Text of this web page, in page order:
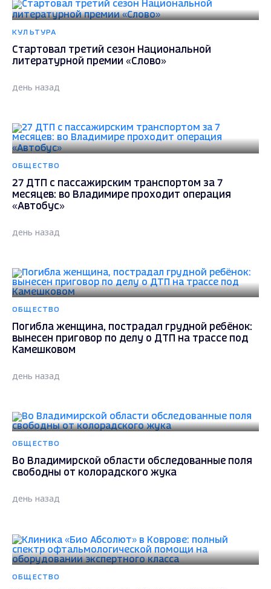
КУЛЬТУРА
Стартовал третий сезон Национальной
литературной премии «Слово»
день назад
ОБЩЕСТВО
27 ДТП с пассажирским транспортом за 7
месяцев: во Владимире проходит операция
«Автобус»
день назад
ОБЩЕСТВО
Погибла женщина, пострадал грудной ребёнок:
вынесен приговор по делу о ДТП на трассе под
Камешковом
день назад
ОБЩЕСТВО
Во Владимирской области обследованные поля
свободны от колорадского жука
день назад
ОБЩЕСТВО